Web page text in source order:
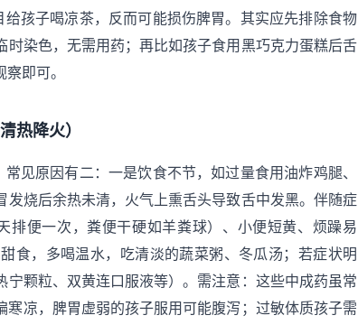
给孩子喝凉茶，反而可能损伤脾胃。其实应先排除食物
染色，无需用药；再比如孩子食用黑巧克力蛋糕后舌
即可。
热降火）
见原因有二：一是饮食不节，如过量食用油炸鸡腿、
烧后余热未清，火气上熏舌头导致舌中发黑。伴随症
排便一次，粪便干硬如羊粪球）、小便短黄、烦躁易
食，多喝温水，吃清淡的蔬菜粥、冬瓜汤；若症状明
颗粒、双黄连口服液等）。需注意：这些中成药虽常
凉，脾胃虚弱的孩子服用可能腹泻；过敏体质孩子需